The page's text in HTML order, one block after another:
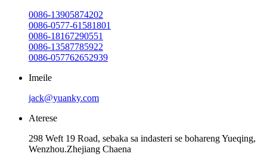
0086-13905874202
0086-0577-61581801
0086-18167290551
0086-13587785922
0086-057762652939
Imeile
jack@yuanky.com
Aterese
298 Weft 19 Road, sebaka sa indasteri se bohareng Yueqing,
Wenzhou.Zhejiang Chaena